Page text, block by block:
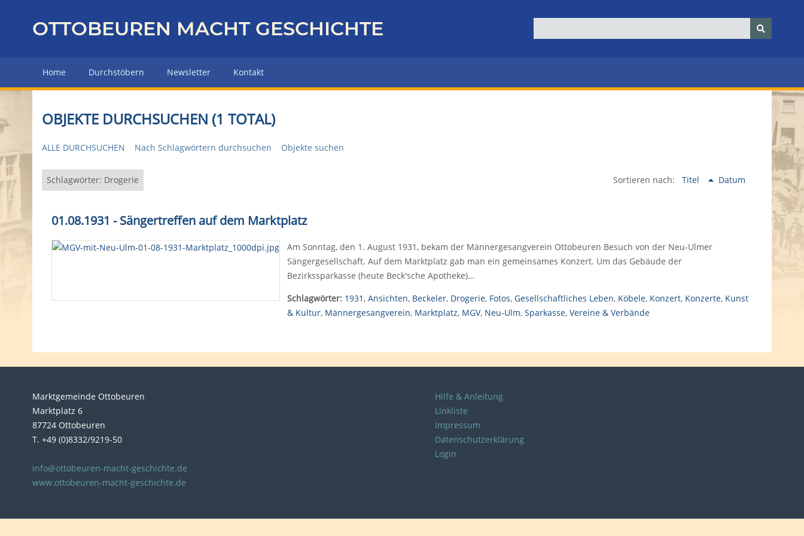
z
r
H
u
p
e
OTTOBEUREN MACHT GESCHICHTE
Home Durchstöbern Newsletter Kontakt
OBJEKTE DURCHSUCHEN (1 TOTAL)
ALLE DURCHSUCHEN Nach Schlagwörtern durchsuchen Objekte suchen
Schlagwörter: Drogerie Sortieren nach: Titel Datum
01.08.1931 - Sängertreffen auf dem Marktplatz
Am Sonntag, den 1. August 1931, bekam der Männergesangverein Ottobeuren Besuch von der Neu-Ulmer
Sängergesellschaft. Auf dem Marktplatz gab man ein gemeinsames Konzert. Um das Gebäude der
Bezirkssparkasse (heute Beck'sche Apotheke)…
Schlagwörter: 1931, Ansichten, Beckeler, Drogerie, Fotos, Gesellschaftliches Leben, Köbele, Konzert, Konzerte, Kunst
& Kultur, Männergesangverein, Marktplatz, MGV, Neu-Ulm, Sparkasse, Vereine & Verbände
Marktgemeinde Ottobeuren
Marktplatz 6
87724 Ottobeuren
T. +49 (0)8332/9219-50
info@ottobeuren-macht-geschichte.de
www.ottobeuren-macht-geschichte.de
Hilfe & Anleitung
Linkliste
Impressum
Datenschutzerklärung
Login